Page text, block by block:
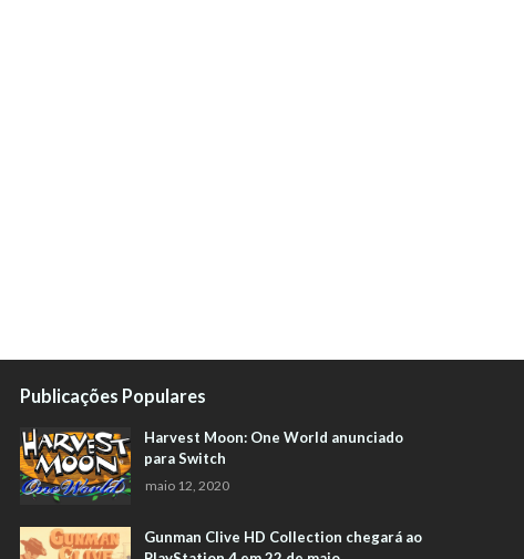
Publicações Populares
Harvest Moon: One World anunciado
para Switch
maio 12, 2020
Gunman Clive HD Collection chegará ao